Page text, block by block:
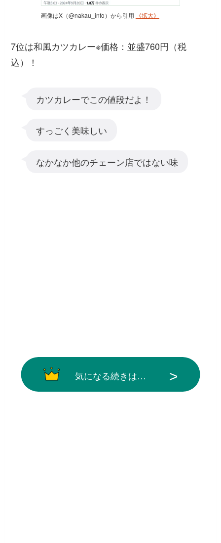
画像はX（@nakau_info）から引用 《拡大》
7位は和風カツカレー※価格：並盛760円（税
込）！
カツカレーでこの値段だよ！
すっごく美味しい
なかなか他のチェーン店ではない味
気になる続きは…